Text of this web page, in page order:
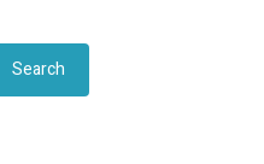
Search